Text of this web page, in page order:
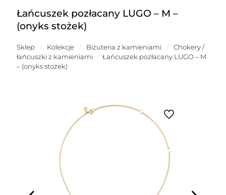
Łańcuszek pozłacany LUGO – M –
(onyks stożek)
Sklep / Kolekcje / Biżuteria z kamieniami /
Chokery /
łańcuszki z kamieniami
/ Łańcuszek pozłacany LUGO – M
– (onyks stożek)